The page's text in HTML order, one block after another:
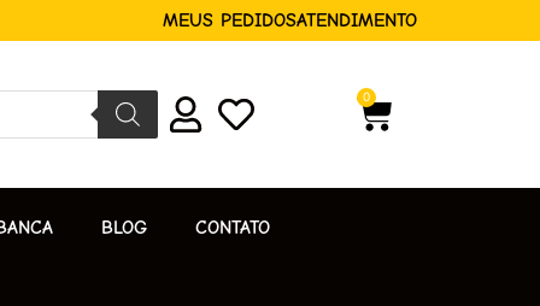
MEUS PEDIDOSATENDIMENTO
0
BLOG CONTATO